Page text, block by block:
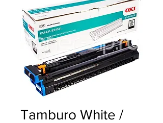
Tamburo White /